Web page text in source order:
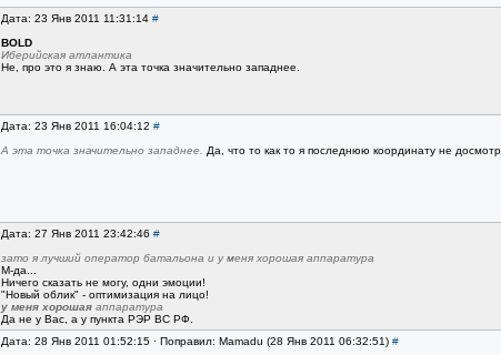
Дата: 23 Янв 2011 11:31:14 #
BOLD
Иберийская атлантика
Не, про это я знаю. А эта точка значительно западнее.
Дата: 23 Янв 2011 16:04:12 #
А эта точка значительно западнее.
Да, что то как то я последнюю координату не
Дата: 27 Янв 2011 23:42:46 #
зато я лучший оператор батальона и у меня хорошая аппаратура
М-да...
Ничего сказать не могу, одни эмоции!
"Новый облик" - оптимизация на лицо!
у меня хорошаяаппаратура
Да не у Вас, а у пункта РЭР ВС РФ.
Дата: 28 Янв 2011 01:52:15 · Поправил: Mamadu (28 Янв 2011 06:32:51) #